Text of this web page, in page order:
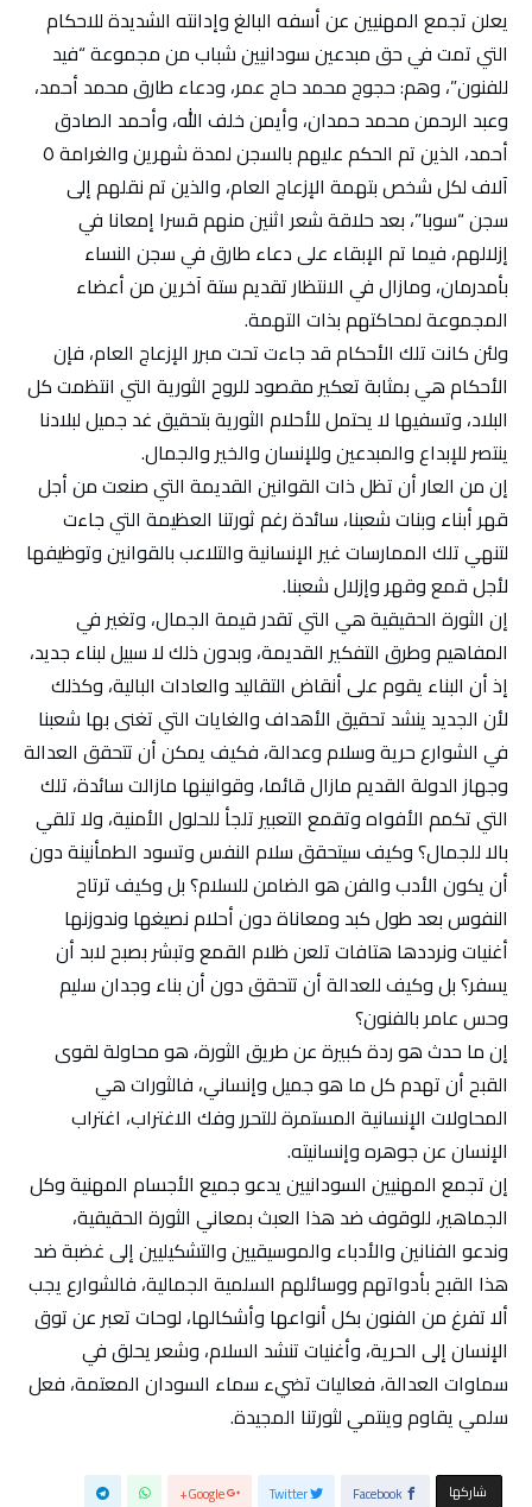
يعلن تجمع المهنيين عن أسفه البالغ وإدانته الشديدة للاحكام
التي تمت في حق مبدعين سودانيين شباب من مجموعة “فيد
للفنون”، وهم: حجوج محمد حاج عمر، ودعاء طارق محمد أحمد،
وعبد الرحمن محمد حمدان، وأيمن خلف الله، وأحمد الصادق
أحمد، الذين تم الحكم عليهم بالسجن لمدة شهرين والغرامة ٥
آلاف لكل شخص بتهمة الإزعاج العام، والذين تم نقلهم إلى
سجن “سوبا”، بعد حلاقة شعر اثنين منهم قسرا إمعانا في
إزلالهم، فيما تم الإبقاء على دعاء طارق في سجن النساء
بأمدرمان، ومازال في الانتظار تقديم ستة آخرين من أعضاء
المجموعة لمحاكتهم بذات التهمة.
ولئن كانت تلك الأحكام قد جاءت تحت مبرر الإزعاج العام، فإن
الأحكام هي بمثابة تعكير مقصود للروح الثورية التي انتظمت كل
البلاد، وتسفيها لا يحتمل للأحلام الثورية بتحقيق غد جميل لبلادنا
ينتصر للإبداع والمبدعين وللإنسان والخير والجمال.
إن من العار أن تظل ذات القوانين القديمة التي صنعت من أجل
قهر أبناء وبنات شعبنا، سائدة رغم ثورتنا العظيمة التي جاءت
لتنهي تلك الممارسات غير الإنسانية والتلاعب بالقوانين وتوظيفها
لأجل قمع وقهر وإزلال شعبنا.
إن الثورة الحقيقية هي التي تقدر قيمة الجمال، وتغير في
المفاهيم وطرق التفكير القديمة، وبدون ذلك لا سبيل لبناء جديد،
إذ أن البناء يقوم على أنقاض التقاليد والعادات البالية، وكذلك
لأن الجديد ينشد تحقيق الأهداف والغايات التي تغنى بها شعبنا
في الشوارع حرية وسلام وعدالة، فكيف يمكن أن تتحقق العدالة
وجهاز الدولة القديم مازال قائما، وقوانينها مازالت سائدة، تلك
التي تكمم الأفواه وتقمع التعبير تلجأ للحلول الأمنية، ولا تلقي
بالا للجمال؟ وكيف سيتحقق سلام النفس وتسود الطمأنينة دون
أن يكون الأدب والفن هو الضامن للسلام؟ بل وكيف ترتاح
النفوس بعد طول كبد ومعاناة دون أحلام نصيغها وندوزنها
أغنيات ونرددها هتافات تلعن ظلام القمع وتبشر بصبح لابد أن
يسفر؟ بل وكيف للعدالة أن تتحقق دون أن بناء وجدان سليم
وحس عامر بالفنون؟
إن ما حدث هو ردة كبيرة عن طريق الثورة، هو محاولة لقوى
القبح أن تهدم كل ما هو جميل وإنساني، فالثورات هي
المحاولات الإنسانية المستمرة للتحرر وفك الاغتراب، اغتراب
الإنسان عن جوهره وإنسانيته.
إن تجمع المهنيين السودانيين يدعو جميع الأجسام المهنية وكل
الجماهير، للوقوف ضد هذا العبث بمعاني الثورة الحقيقية،
وندعو الفنانين والأدباء والموسيقيين والتشكيليين إلى غضبة ضد
هذا القبح بأدواتهم ووسائلهم السلمية الجمالية، فالشوارع يجب
ألا تفرغ من الفنون بكل أنواعها وأشكالها، لوحات تعبر عن توق
الإنسان إلى الحرية، وأغنيات تنشد السلام، وشعر يحلق في
سماوات العدالة، فعاليات تضيء سماء السودان المعتمة، فعل
سلمي يقاوم وينتمي لثورتنا المجيدة.
‫‫ شاركها‬ Facebook
Twitter
Google+